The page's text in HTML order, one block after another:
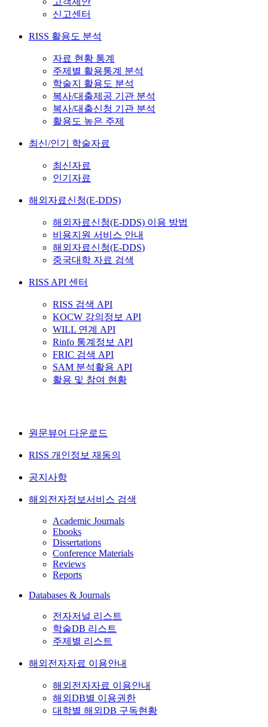
신고센터
RISS 활용도 분석
자료 현황 통계
주제별 활용통계 분석
학술지 활용도 분석
복사/대출제공 기관 분석
복사/대출신청 기관 분석
활용도 높은 주제
최신/인기 학술자료
최신자료
인기자료
해외자료신청(E-DDS)
해외자료신청(E-DDS) 이용 방법
비용지원 서비스 안내
해외자료신청(E-DDS)
중국대학 자료 검색
RISS API 센터
RISS 검색 API
KOCW 강의정보 API
WILL 연계 API
Rinfo 통계정보 API
FRIC 검색 API
SAM 분석활용 API
활용 및 참여 현황
원문뷰어 다운로드
RISS 개인정보 재동의
공지사항
해외전자정보서비스 검색
Academic Journals
Ebooks
Dissertations
Conference Materials
Reviews
Reports
Databases & Journals
전자저널 리스트
학술DB 리스트
주제별 리스트
해외전자자료 이용안내
해외전자자료 이용안내
해외DB별 이용권한
대학별 해외DB 구독현황